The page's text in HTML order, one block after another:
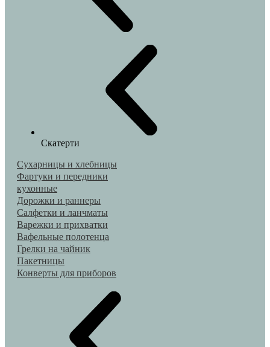
Скатерти
Сухарницы и хлебницы
Фартуки и передники
кухонные
Дорожки и раннеры
Салфетки и ланчматы
Варежки и прихватки
Вафельные полотенца
Грелки на чайник
Пакетницы
Конверты для приборов